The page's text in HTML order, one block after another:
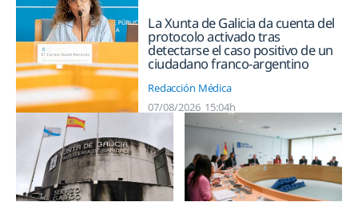
La Xunta de Galicia da cuenta del
protocolo activado tras
detectarse el caso positivo de un
ciudadano franco-argentino
Redacción Médica
07/08/2026 15:04h